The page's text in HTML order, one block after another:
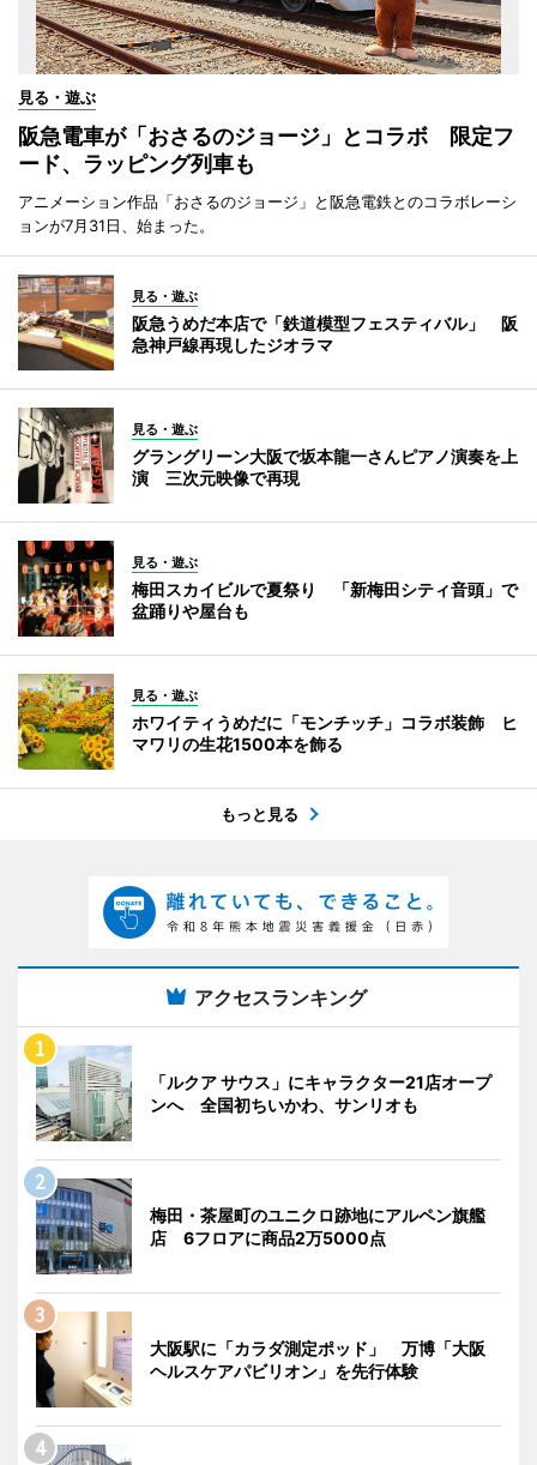
見る・遊ぶ
阪急電車が「おさるのジョージ」とコラボ 限定フ
ード、ラッピング列車も
アニメーション作品「おさるのジョージ」と阪急電鉄とのコラボレーシ
ョンが7月31日、始まった。
見る・遊ぶ
阪急うめだ本店で「鉄道模型フェスティバル」 阪
急神戸線再現したジオラマ
見る・遊ぶ
グラングリーン大阪で坂本龍一さんピアノ演奏を上
演 三次元映像で再現
見る・遊ぶ
梅田スカイビルで夏祭り 「新梅田シティ音頭」で
盆踊りや屋台も
見る・遊ぶ
ホワイティうめだに「モンチッチ」コラボ装飾 ヒ
マワリの生花1500本を飾る
もっと見る
アクセスランキング
「ルクア サウス」にキャラクター21店オープ
ンへ 全国初ちいかわ、サンリオも
梅田・茶屋町のユニクロ跡地にアルペン旗艦
店 6フロアに商品2万5000点
大阪駅に「カラダ測定ポッド」 万博「大阪
ヘルスケアパビリオン」を先行体験